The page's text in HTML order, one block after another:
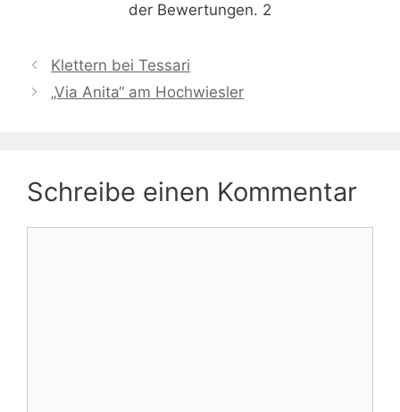
der Bewertungen. 2
Klettern bei Tessari
„Via Anita“ am Hochwiesler
Schreibe einen Kommentar